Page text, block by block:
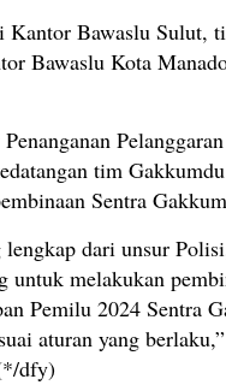
Kantor Bawaslu Sulut,
Bawaslu Kota
tim
Sentra
dari unsur
untuk melakukan
Pemilu 2024 Sentra
aturan yang
dfy)